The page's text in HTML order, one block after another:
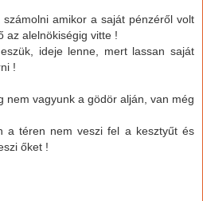
amikor a saját pénzéről volt
az alelnökiségig vitte !
ideje lenne, mert lassan saját
!
nem vagyunk a gödör alján, van még
a téren nem veszi fel a kesztyűt és
őket !